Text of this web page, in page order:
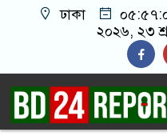
ঢাকা
২০২৬, ২৩